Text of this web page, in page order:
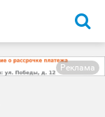
Реклама